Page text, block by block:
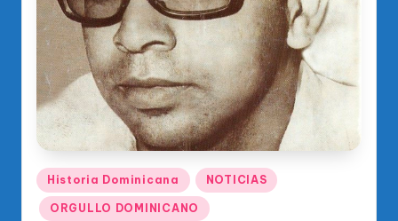
di
c
o
O
fi
ci
al
Publicado
en
Historia Dominicana NOTICIAS
ORGULLO DOMINICANO